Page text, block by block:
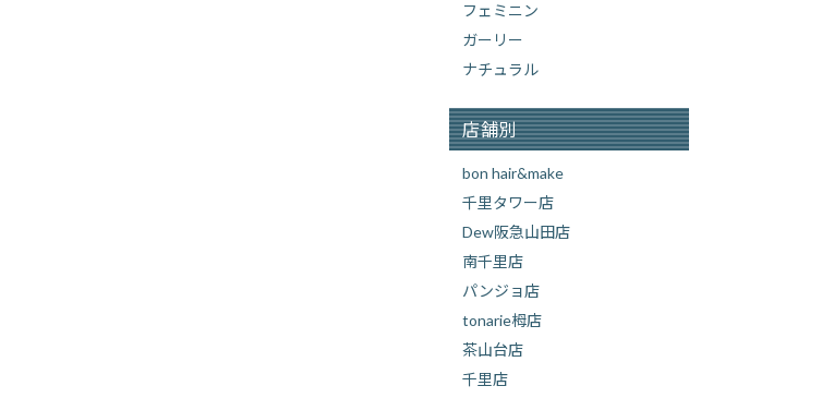
フェミニン
ガーリー
ナチュラル
店舗別
bon hair&make
千里タワー店
Dew阪急山田店
南千里店
パンジョ店
tonarie栂店
茶山台店
千里店